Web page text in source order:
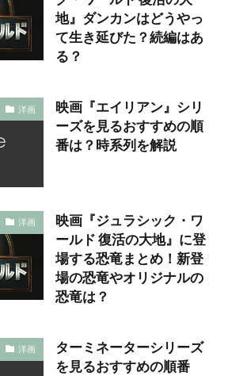
地』ダンカンはどうやっ
て生き延びた？続編はあ
る？
洋画
映画『エイリアン』シリ
ーズを見るおすすめの順
番は？時系列を解説
洋画
映画『ジュラシック・ワ
ールド 復活の大地』に登
場する恐竜まとめ！新登
場の恐竜やオリジナルの
恐竜は？
洋画
ターミネーターシリーズ
を見るおすすめの順番